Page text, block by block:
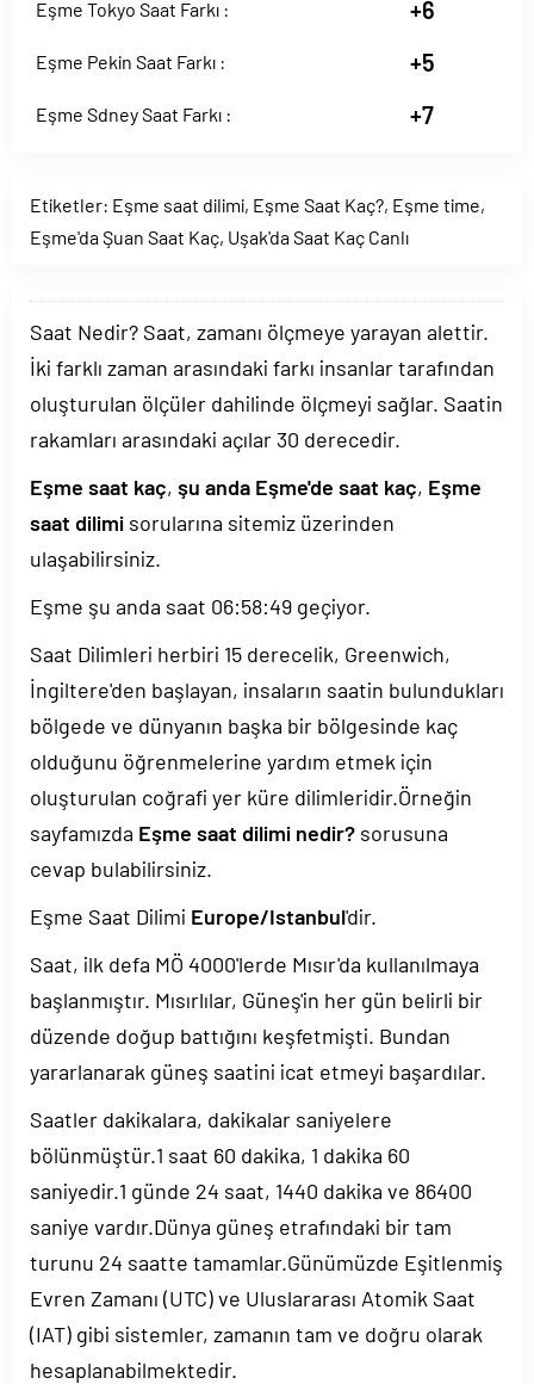
Eşme Tokyo Saat Farkı : +6
Eşme Pekin Saat Farkı : +5
Eşme Sdney Saat Farkı : +7
Etiketler: Eşme saat dilimi, Eşme Saat Kaç?, Eşme time,
Eşme'da Şuan Saat Kaç, Uşak'da Saat Kaç Canlı
Saat Nedir? Saat, zamanı ölçmeye yarayan alettir.
İki farklı zaman arasındaki farkı insanlar tarafından
oluşturulan ölçüler dahilinde ölçmeyi sağlar. Saatin
rakamları arasındaki açılar 30 derecedir.
Eşme saat kaç, şu anda Eşme'de saat kaç, Eşme
saat dilimi sorularına sitemiz üzerinden
ulaşabilirsiniz.
Eşme şu anda saat 06:58:49 geçiyor.
Saat Dilimleri herbiri 15 derecelik, Greenwich,
İngiltere'den başlayan, insaların saatin bulundukları
bölgede ve dünyanın başka bir bölgesinde kaç
olduğunu öğrenmelerine yardım etmek için
oluşturulan coğrafi yer küre dilimleridir.Örneğin
sayfamızda Eşme saat dilimi nedir? sorusuna
cevap bulabilirsiniz.
Eşme Saat Dilimi Europe/Istanbul'dir.
Saat, ilk defa MÖ 4000'lerde Mısır'da kullanılmaya
başlanmıştır. Mısırlılar, Güneş'in her gün belirli bir
düzende doğup battığını keşfetmişti. Bundan
yararlanarak güneş saatini icat etmeyi başardılar.
Saatler dakikalara, dakikalar saniyelere
bölünmüştür.1 saat 60 dakika, 1 dakika 60
saniyedir.1 günde 24 saat, 1440 dakika ve 86400
saniye vardır.Dünya güneş etrafındaki bir tam
turunu 24 saatte tamamlar.Günümüzde Eşitlenmiş
Evren Zamanı (UTC) ve Uluslararası Atomik Saat
(IAT) gibi sistemler, zamanın tam ve doğru olarak
hesaplanabilmektedir.